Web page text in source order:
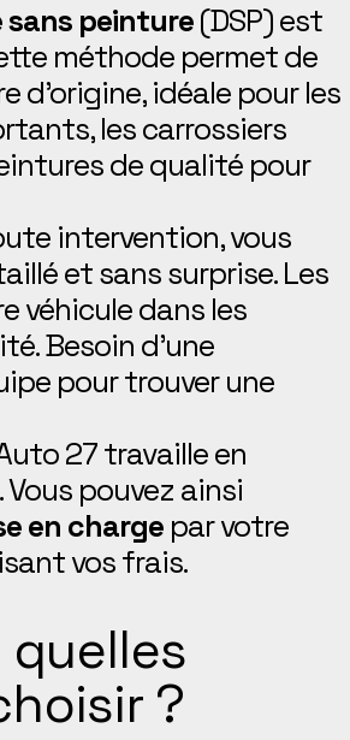
sans peinture(DSP) est
méthode permet de
d’origine, idéale pour les
les carrossiers
de qualité pour
intervention, vous
et sans surprise. Les
véhicule dans les
Besoin d’une
pour trouver une
27 travaille en
pouvez ainsi
en charge par votre
vos frais.
?